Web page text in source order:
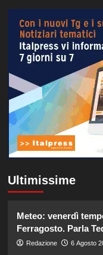
Ultimissime
Meteo: venerdì
Ferragosto. Parla
Redazione 6 Agosto